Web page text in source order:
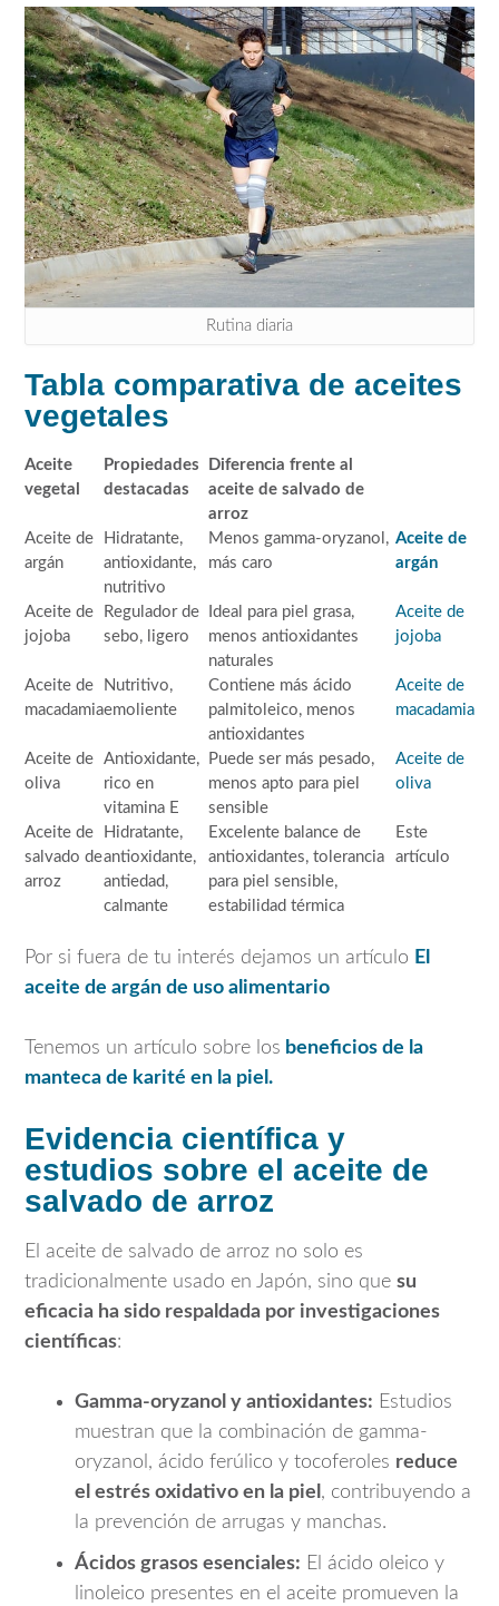
Rutina diaria
Tabla comparativa de aceites
vegetales
Aceite
vegetal
Propiedades
destacadas
Diferencia frente al
aceite de salvado de
arroz
Aceite de
argán
Hidratante,
antioxidante,
nutritivo
Menos gamma-oryzanol,
más caro
Aceite de
argán
Aceite de
jojoba
Regulador de
sebo, ligero
Ideal para piel grasa,
menos antioxidantes
naturales
Aceite de
jojoba
Aceite de
macadamia
Nutritivo,
emoliente
Contiene más ácido
palmitoleico, menos
antioxidantes
Aceite de
macadamia
Aceite de
oliva
Antioxidante,
rico en
vitamina E
Puede ser más pesado,
menos apto para piel
sensible
Aceite de
oliva
Aceite de
salvado de
arroz
Hidratante,
antioxidante,
antiedad,
calmante
Excelente balance de
antioxidantes, tolerancia
para piel sensible,
estabilidad térmica
Este
artículo
Por si fuera de tu interés dejamos un artículo El
aceite de argán de uso alimentario
Tenemos un artículo sobre los beneficios de la
manteca de karité en la piel.
Evidencia científica y
estudios sobre el aceite de
salvado de arroz
El aceite de salvado de arroz no solo es
tradicionalmente usado en Japón, sino que su
eficacia ha sido respaldada por investigaciones
científicas:
Gamma-oryzanol y antioxidantes: Estudios
muestran que la combinación de gamma-
oryzanol, ácido ferúlico y tocoferoles reduce
el estrés oxidativo en la piel , contribuyendo a
la prevención de arrugas y manchas.
Ácidos grasos esenciales: El ácido oleico y
linoleico presentes en el aceite promueven la